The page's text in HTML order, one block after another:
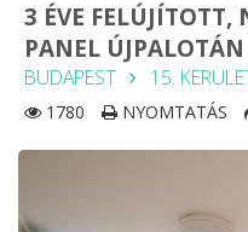
3 ÉVE FELÚJÍTOTT,
PANEL ÚJPALOTÁN
BUDAPEST 15.
1780 NYOMTATÁS